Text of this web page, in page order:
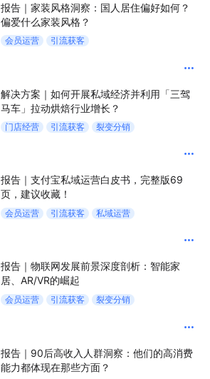
战略合作
产品场景库
帮助中心
行业报告
有赞商盟
报告｜家装风格洞察：国人居住偏好如何？
偏爱什么家装风格？
会员运营 引流获客
解决方案｜如何开展私域经济并利用「三驾
马车」拉动烘焙行业增长？
门店经营 引流获客 裂变分销
报告｜支付宝私域运营白皮书，完整版69
页，建议收藏！
会员运营 引流获客 私域运营
报告｜物联网发展前景深度剖析：智能家
居、AR/VR的崛起
会员运营 引流获客 裂变分销
报告｜90后高收入人群洞察：他们的高消费
能力都体现在那些方面？